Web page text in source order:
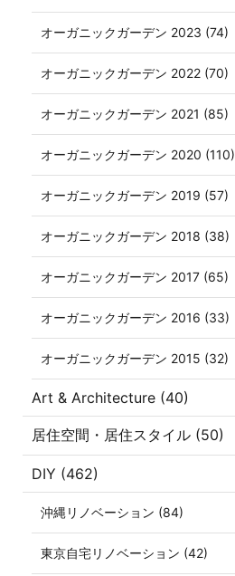
オーガニックガーデン 2023 (74)
オーガニックガーデン 2022 (70)
オーガニックガーデン 2021 (85)
オーガニックガーデン 2020 (110)
オーガニックガーデン 2019 (57)
オーガニックガーデン 2018 (38)
オーガニックガーデン 2017 (65)
オーガニックガーデン 2016 (33)
オーガニックガーデン 2015 (32)
Art & Architecture (40)
居住空間・居住スタイル (50)
DIY (462)
沖縄リノベーション (84)
東京自宅リノベーション (42)